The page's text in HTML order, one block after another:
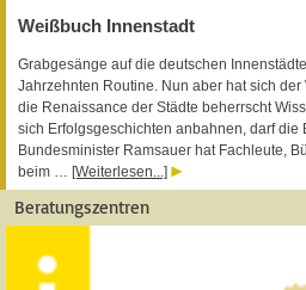
Weißbuch Innenstadt
Grabgesänge auf die deutschen
Jahrzehnten Routine. Nun aber hat sich
die Renaissance der Städte beherrscht
sich Erfolgsgeschichten anbahnen, darf
Bundesminister Ramsauer hat Fachleute,
beim … [Weiterlesen...]
Beratungszentren